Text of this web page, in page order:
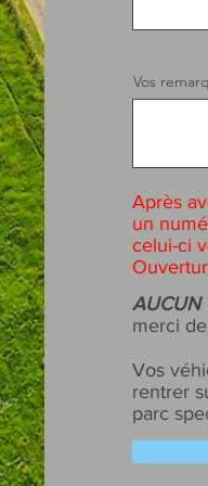
Vos
Après
un
celui-ci
AUCUN
merci
Vos
rentrer
parc